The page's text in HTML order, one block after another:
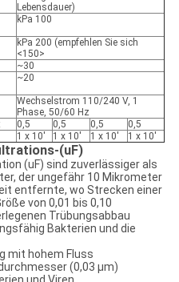
Lebensdauer)
kPa 100
kPa 200 (empfehlen Sie sich
<150>
~30
~20
Wechselstrom 110/240 V, 1
Phase, 50/60 Hz
0,5 0,5 0,5
0,5
1 x 10' 1 x 10' 1 x 10' 1 x 10'
(uF)
(uF) sind zuverlässiger als
der ungefähr 10 Mikrometer
entfernte, wo Strecken einer
von 0,01 bis 0,10
Trübungsabbau
Bakterien und die
mit hohem Fluss
(0,03 µm)